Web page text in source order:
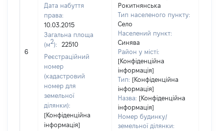
6
Дата набуття
права:
10.03.2015
Загальна площа
(м2):
22510
Реєстраційний
номер
(кадастровий
номер для
земельної
ділянки):
[Конфіденційна
інформація]
Рокитнянська
Тип населеного пункту:
Село
Населений пункт:
Синява
Район у місті:
[Конфіденційна
інформація]
Тип: [Конфіденційна
інформація]
Назва: [Конфіденційна
інформація]
Номер будинку/
земельної ділянки: